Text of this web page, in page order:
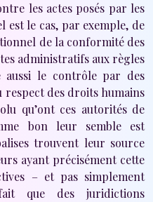
les actes posés par les
est le cas, par exemple, de
de la conformité des
administratifs aux règles
aussi le contrôle par des
des droits humains
qu’ont ces autorités de
bon leur semble est
trouvent leur source
ayant précisément cette
– et pas simplement
que des juridictions